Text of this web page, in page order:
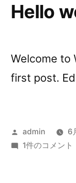
Hello
Welcome to
first post.
投
稿
admin 6
Hello
1件のコメント